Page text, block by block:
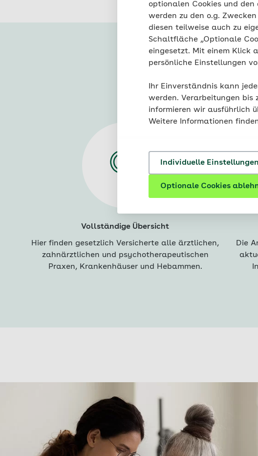
optionalen Cookies und
werden zu den o.g.
diesen teilweise auch zu
Schaltfläche „Optionale
eingesetzt. Mit einem Klick
persönliche Einstellungen
Ihr Einverständnis kann
werden. Verarbeitungen bis
informieren wir ausführlich
Weitere Informationen
Individuelle Einstellungen
Optionale Cookies
Ihre Vorteile
Vollständige Übersicht
Hier finden gesetzlich Versicherte alle ärztlichen,
zahnärztlichen und psychotherapeutischen
Praxen, Krankenhäuser und Hebammen.
Die